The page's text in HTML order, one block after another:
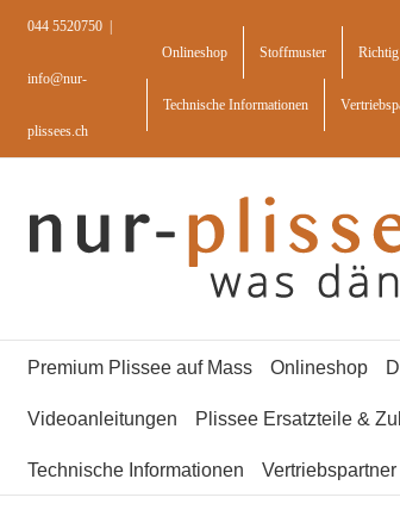
044 5520750
info@nur-
plissees.ch
Onlineshop Stoffmuster Richtig
Technische Informationen
Premium Plissee auf Mass Onlineshop
Videoanleitungen Plissee Ersatzteile &
Technische Informationen Vertriebspartner